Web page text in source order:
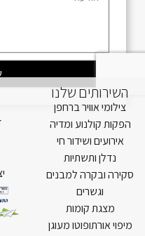
השירותים שלנו
צילומי אוויר ברחפן
הפקות קולנוע ומדיה
אירועים ושידור חי
נדלן ותשתיות
סקירה ובקרה למבנים
וגשרים
מצגת קומות
מיפוי אורתופוטו מעוגן